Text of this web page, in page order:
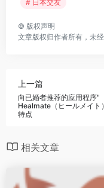
# 日本交友
© 版权声明
文章版权归作者所有，未经
上一篇
向已婚者推荐的应用程序"
Healmate（ヒールメイト
特点
相关文章